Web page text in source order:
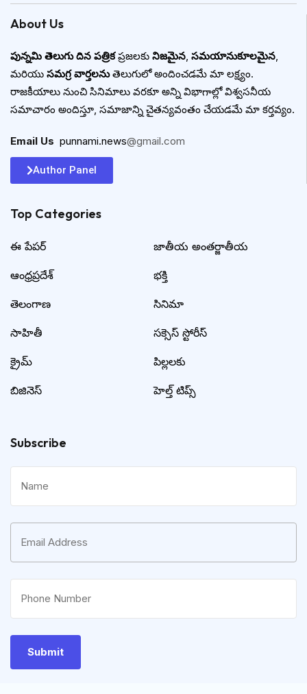
About Us
పున్నమి తెలుగు దిన పత్రికప్రజలకు నిజమైన సమయానుకూలమైన
మరియు సమగ్ర వార్తలనుతెలుగులో అందించడమే మా లక్ష్యం.
రాజకీయాలు నుంచి సినిమాలు వరకూ అన్ని విభాగాల్లో విశ్వసనీయ
సమాచారం అందిస్తూ, సమాజాన్ని చైతన్యవంతం చేయడమే మా కర్తవ్యం.
Email Us punnami.news@gmail.com
Author Panel
Top Categories​
ఈ పేపర్
ఆంధ్రప్రదేశ్
తెలంగాణ
సాహితీ
క్రైమ్
బిజినెస్
జాతీయ అంతర్జాతీయ
భక్తి
సినిమా
సక్సెస్ స్టోరీస్
పిల్లలకు
హెల్త్ టిప్స్
Subscribe